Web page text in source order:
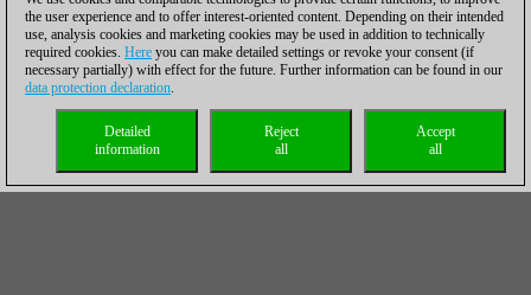
the user experience and to offer interest-oriented content. Depending on their intended
use, analysis cookies and marketing cookies may be used in addition to technically
required cookies. Here you can make detailed settings or revoke your consent (if
necessary partially) with effect for the future. Further information can be found in our
data protection declaration.
Accept
all
Reject
all
Detailed
information